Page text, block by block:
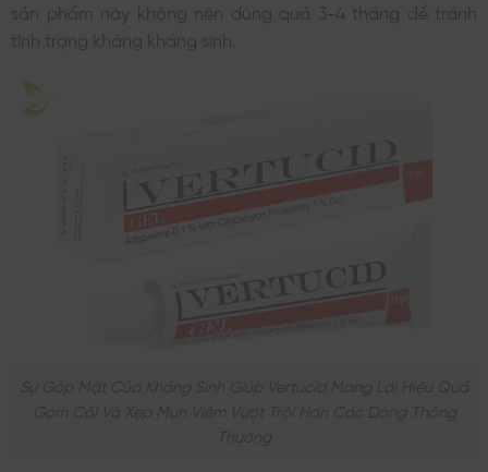
sản phẩm này không nên dùng quá 3-4 tháng để tránh
tình trạng kháng kháng sinh.
Sự Góp Mặt Của Kháng Sinh Giúp Vertucid Mang Lại Hiệu Quả
Gom Cồi Và Xẹp Mụn Viêm Vượt Trội Hơn Các Dòng Thông